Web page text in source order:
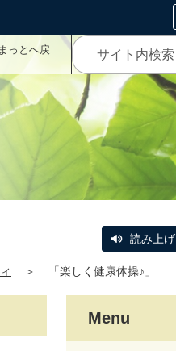
っとへ戻
読み上げ
＞ 「楽しく健康体操♪」
Menu